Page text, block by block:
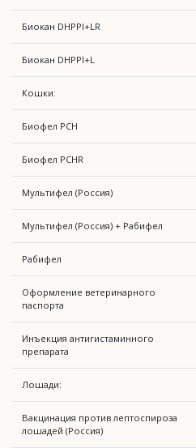
Биокан DHPPI+LR
Биокан DHPPI+L
Кошки:
Биофел PCH
Биофел PCHR
Мультифел (Россия)
Мультифел (Россия) + Рабифел
Рабифел
Оформление ветеринарного
паспорта
Инъекция антигистаминного
препарата
Лошади:
Вакцинация против лептоспироза
лошадей (Россия)